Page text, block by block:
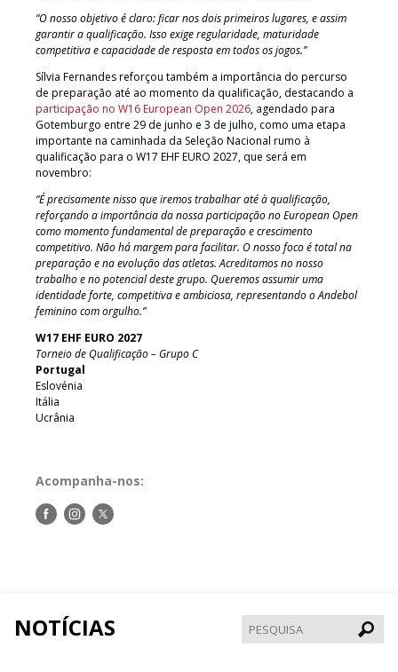
“O nosso objetivo é claro: ficar nos dois primeiros lugares, e assim
garantir a qualificação. Isso exige regularidade, maturidade
competitiva e capacidade de resposta em todos os jogos.”
Sílvia Fernandes reforçou também a importância do percurso
de preparação até ao momento da qualificação, destacando a
participação no W16 European Open 2026, agendado para
Gotemburgo entre 29 de junho e 3 de julho, como uma etapa
importante na caminhada da Seleção Nacional rumo à
qualificação para o W17 EHF EURO 2027, que será em
novembro:
“É precisamente nisso que iremos trabalhar até à qualificação,
reforçando a importância da nossa participação no European Open
como momento fundamental de preparação e crescimento
competitivo. Não há margem para facilitar. O nosso foco é total na
preparação e na evolução das atletas. Acreditamos no nosso
trabalho e no potencial deste grupo. Queremos assumir uma
identidade forte, competitiva e ambiciosa, representando o Andebol
feminino com orgulho.”
W17 EHF EURO 2027
Torneio de Qualificação – Grupo C
Portugal
Eslovénia
Itália
Ucrânia
Acompanha-nos:
Siga-Siga-Siga-
NOTÍCIAS